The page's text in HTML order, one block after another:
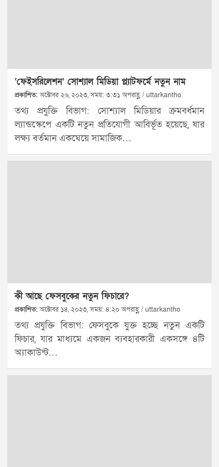
‘ফেইসরিলেশন’ সোশ্যাল মিডিয়া প্ল্যাটফর্মে নতুন নাম
প্রকাশিত:অক্টোবর ২৬, ২০২৩, সময়: ৩:৩১ অপরাহ্ণ / uttarkantho
তথ্য প্রযুক্তি বিভাগ: সোশ্যাল মিডিয়ার ক্রমবর্ধমান
ল্যান্ডস্কেপে একটি নতুন প্রতিযোগী আবির্ভূত হয়েছে, যার
লক্ষ্য বর্তমান একঘেয়ে সামাজিক…
কী আছে ফেসবুকের নতুন ফিচারে?
প্রকাশিত:অক্টোবর ১৪, ২০২৩, সময়: ৪:২০ অপরাহ্ণ / uttarkantho
তথ্য প্রযুক্তি বিভাগ: ফেসবুকে যুক্ত হচ্ছে নতুন একটি
ফিচার, যার মাধ্যমে একজন ব্যবহারকারী একসঙ্গে ৪টি
অ্যাকাউন্ট…